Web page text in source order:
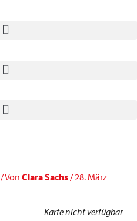
/ Von Clara Sachs/28. März
Karte nicht verfügbar